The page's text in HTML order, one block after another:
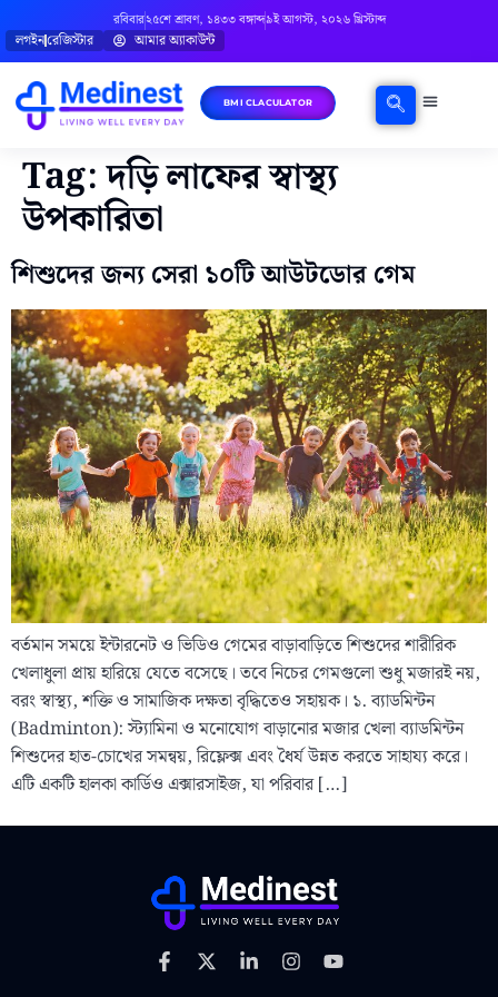
রবিবার২৫শে শ্রাবণ, ১৪৩৩ বঙ্গাব্দ৯ই আগস্ট, ২০২৬ খ্রিস্টাব্দ
লগইনরেজিস্টার আমার অ্যাকাউন্ট
BMI CLACULATOR
Tag:দড়ি লাফের স্বাস্থ্য
উপকারিতা
শিশুদের জন্য সেরা ১০টি আউটডোর গেম
বর্তমান সময়ে ইন্টারনেট ও ভিডিও গেমের বাড়াবাড়িতে শিশুদের শারীরিক
খেলাধুলা প্রায় হারিয়ে যেতে বসেছে। তবে নিচের গেমগুলো শুধু মজারই নয়,
বরং স্বাস্থ্য, শক্তি ও সামাজিক দক্ষতা বৃদ্ধিতেও সহায়ক। ১. ব্যাডমিন্টন
(Badminton): স্ট্যামিনা ও মনোযোগ বাড়ানোর মজার খেলা ব্যাডমিন্টন
শিশুদের হাত-চোখের সমন্বয়, রিফ্লেক্স এবং ধৈর্য উন্নত করতে সাহায্য করে।
এটি একটি হালকা কার্ডিও এক্সারসাইজ, যা পরিবার […]